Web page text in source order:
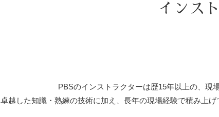
インス
PBSのインストラクターは歴15年以上の、現
卓越した知識・熟練の技術に加え、長年の現場経験で積み上